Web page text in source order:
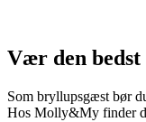
Vær den
Som bryllupsgæst bør
Hos Molly&My finder